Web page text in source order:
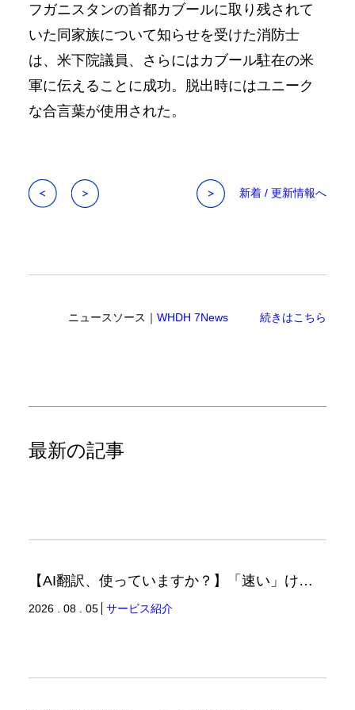
フガニスタンの首都カブールに取り残されて
いた同家族について知らせを受けた消防士
は、米下院議員、さらにはカブール駐在の米
軍に伝えることに成功。脱出時にはユニーク
な合言葉が使用された。
新着 / 更新情報へ
ニュースソース｜WHDH 7News 続きはこちら
最新の記事
【AI翻訳、使っていますか？】「速い」けど「正しい」は別の話（翻訳ブログ）
2026 . 08 . 05 サービス紹介